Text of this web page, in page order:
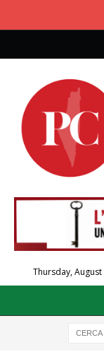
Thursday, August